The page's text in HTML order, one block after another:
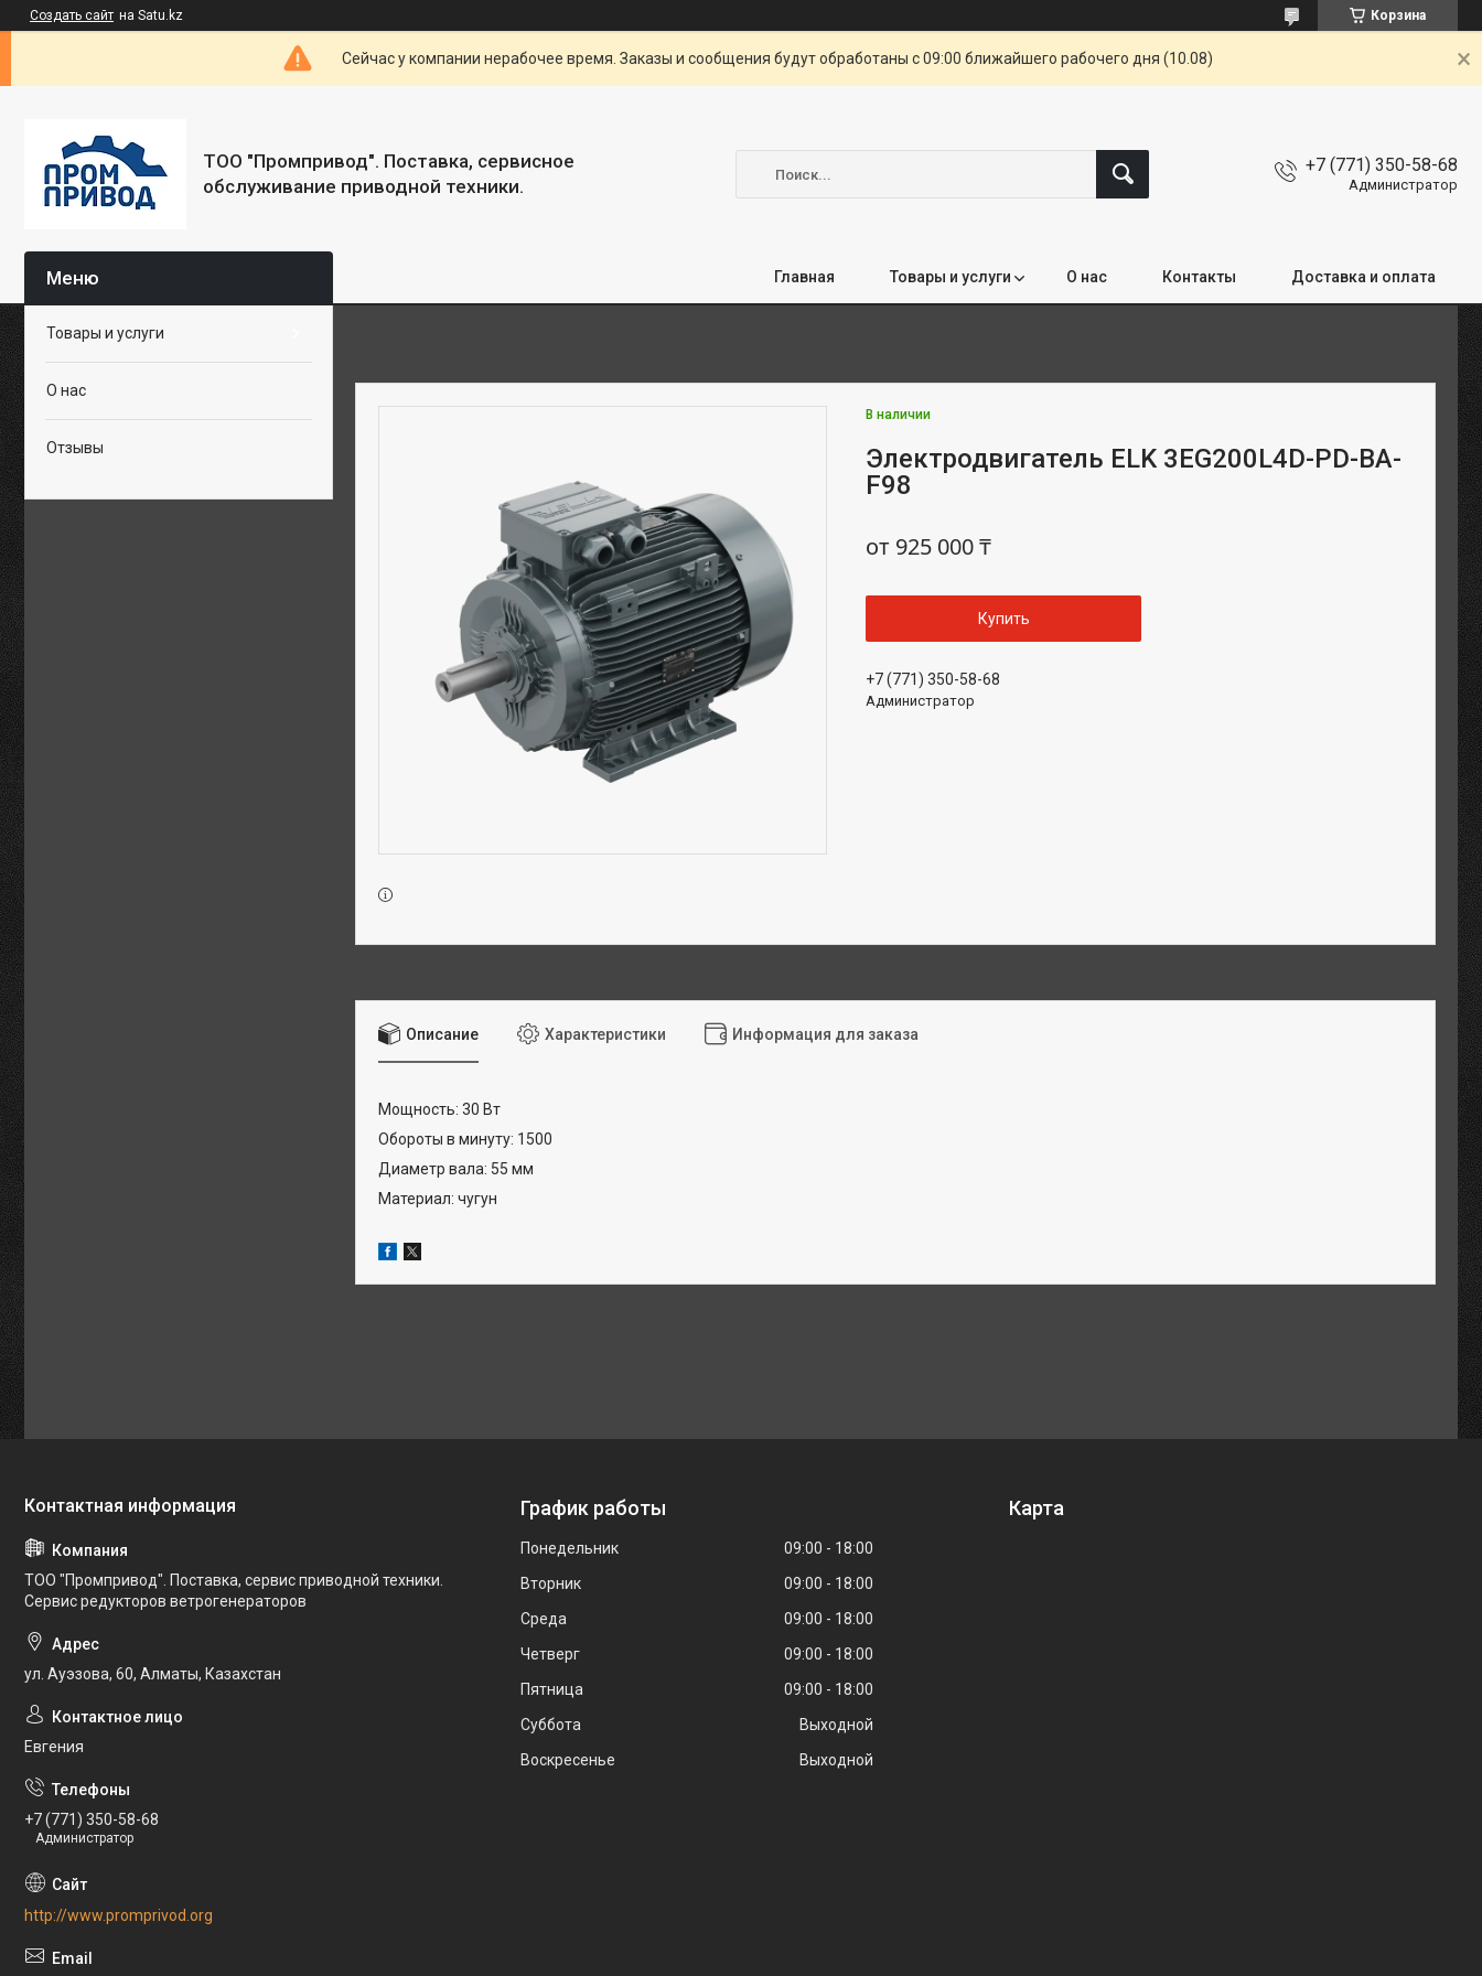
Создать сайт на Satu.kz Корзина
Сейчас у компании нерабочее время. Заказы и сообщения будут обработаны с 09:00 ближайшего рабочего дня (10.08)
ТОО "Промпривод". Поставка, сервисное
обслуживание приводной техники.
+7 (771) 350-58-68
Администратор
Главная Товары и услуги О нас Контакты Доставка и оплата
В наличии
Электродвигатель ELK 3EG200L4D-PD-BA-
F98
от 925 000 ₸
Купить
+7 (771) 350-58-68
Администратор
Описание Характеристики Информация для заказа
Мощность: 30 Вт
Обороты в минуту: 1500
Диаметр вала: 55 мм
Материал: чугун
Товары и услуги
О нас
Отзывы
ТОО "Промпривод". Поставка, сервис приводной техники.
Сервис редукторов ветрогенераторов
ул. Ауэзова, 60, Алматы, Казахстан
Евгения
+7 (771) 350-58-68
Администратор
http://www.promprivod.org
График работы
Понедельник 09:00
18:00
Вторник
09:00
18:00
Среда
09:00
18:00
Четверг
09:00
18:00
Пятница
09:00
18:00
Суббота
Выходной
Воскресенье
Выходной
Карта